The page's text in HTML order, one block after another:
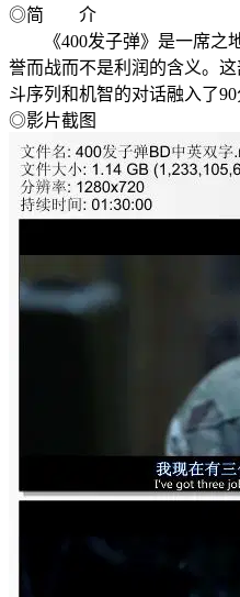
◎简 介
《400发子弹》是一席之
誉而战而不是利润的含义。
斗序列和机智的对话融入了90
◎影片截图